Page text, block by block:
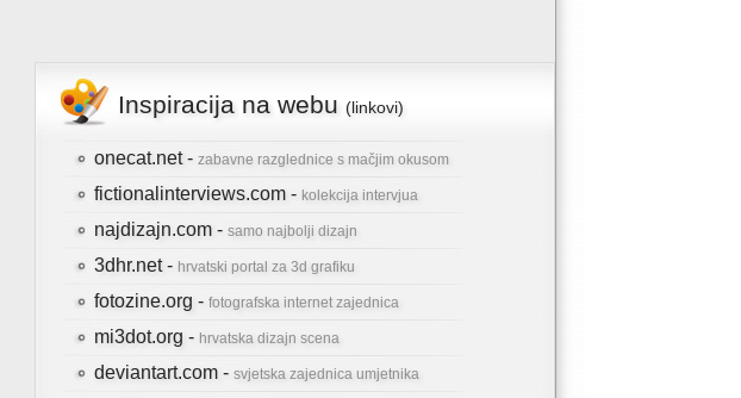
Inspiracija na webu (linkovi)
onecat.net - zabavne razglednice s mačjim okusom
fictionalinterviews.com - kolekcija intervjua
najdizajn.com - samo najbolji dizajn
3dhr.net - hrvatski portal za 3d grafiku
fotozine.org - fotografska internet zajednica
mi3dot.org - hrvatska dizajn scena
deviantart.com - svjetska zajednica umjetnika